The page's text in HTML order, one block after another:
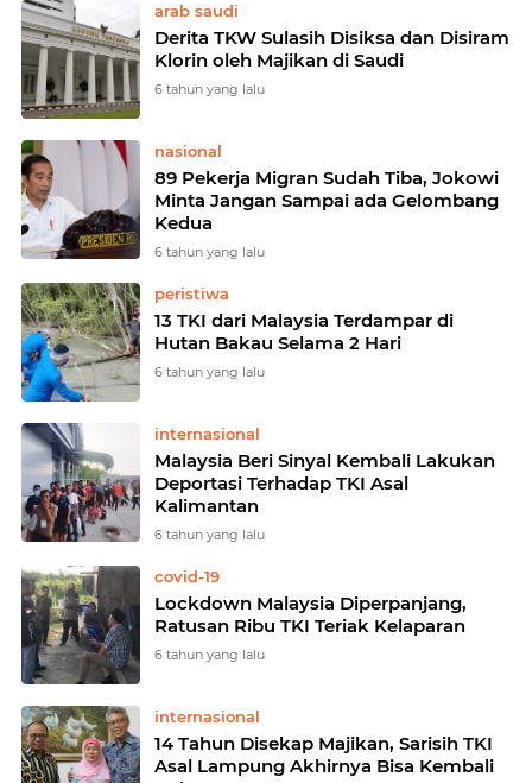
arab saudi
Derita TKW Sulasih Disiksa dan Disiram
Klorin oleh Majikan di Saudi
6 tahun yang lalu
nasional
89 Pekerja Migran Sudah Tiba, Jokowi
Minta Jangan Sampai ada Gelombang
Kedua
6 tahun yang lalu
peristiwa
13 TKI dari Malaysia Terdampar di
Hutan Bakau Selama 2 Hari
6 tahun yang lalu
internasional
Malaysia Beri Sinyal Kembali Lakukan
Deportasi Terhadap TKI Asal
Kalimantan
6 tahun yang lalu
covid-19
Lockdown Malaysia Diperpanjang,
Ratusan Ribu TKI Teriak Kelaparan
6 tahun yang lalu
internasional
14 Tahun Disekap Majikan, Sarisih TKI
Asal Lampung Akhirnya Bisa Kembali